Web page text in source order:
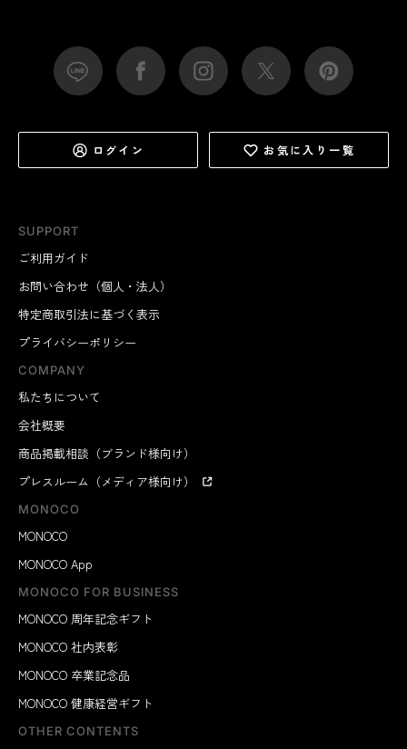
SUPPORT
ご利用ガイド
お問い合わせ（個人・法人）
特定商取引法に基づく表示
プライバシーポリシー
COMPANY
私たちについて
会社概要
商品掲載相談（ブランド様向け）
プレスルーム（メディア様向け）
MONOCO
MONOCO
MONOCO App
MONOCO FOR BUSINESS
MONOCO 周年記念ギフト
MONOCO 社内表彰
MONOCO 卒業記念品
MONOCO 健康経営ギフト
OTHER CONTENTS
ログイン お気に入り一覧